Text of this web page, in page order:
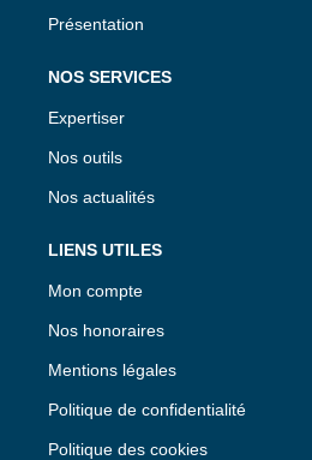
Présentation
NOS SERVICES
Expertiser
Nos outils
Nos actualités
LIENS UTILES
Mon compte
Nos honoraires
Mentions légales
Politique de confidentialité
Politique des cookies